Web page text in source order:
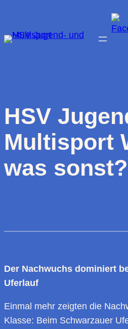
springen
HSV
Multisport
was sonst?
Der Nachwuchs dominiert
Uferlauf
Einmal mehr zeigten die
Klasse: Beim Schwarzauer